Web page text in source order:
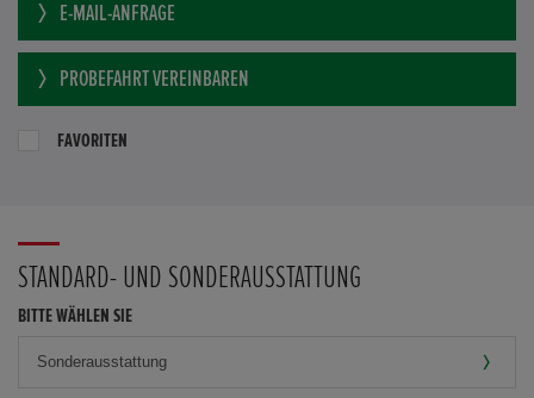
E-MAIL-ANFRAGE
PROBEFAHRT VEREINBAREN
FAVORITEN
STANDARD- UND SONDERAUSSTATTUNG
BITTE WÄHLEN SIE